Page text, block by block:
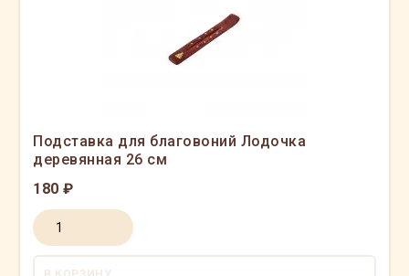
Подставка для благовоний Лодочка
деревянная 26 см
180 ₽